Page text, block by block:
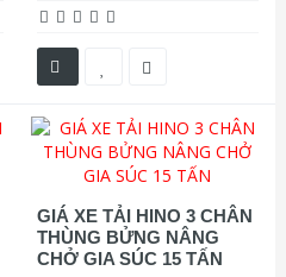
GIÁ XE TẢI HINO 3 CHÂN
THÙNG BỬNG NÂNG
CHỞ GIA SÚC 15 TẤN